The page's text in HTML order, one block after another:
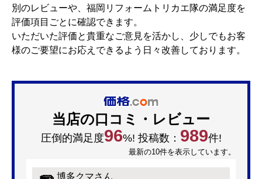
別のレビューや、福岡リフォームトリカエ隊の満足度を
評価項目ごとに確認できます。
いただいた評価と貴重なご意見を活かし、少しでもお客
様のご要望にお応えできるよう日々改善しております。
当店の口コミ・レビュー
圧倒的満足度96%! 投稿数： 989件!
最新の10件を表示しています。
博多クマさん